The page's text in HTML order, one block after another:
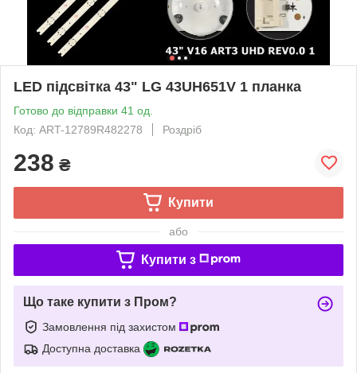
LED підсвітка 43" LG 43UH651V 1 планка
Готово до відправки 41 од.
Код: ART-12789R482278
Роздріб
238 ₴
Купити
або
Купити з
Що таке купити з Пром?
Замовлення під захистом
Доступна доставка